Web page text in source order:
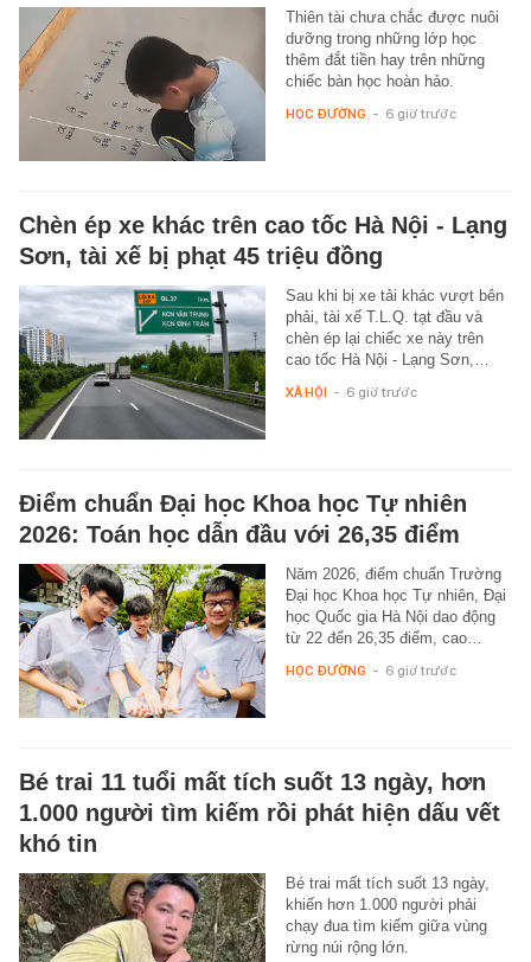
Thiên tài chưa chắc được nuôi
dưỡng trong những lớp học
thêm đắt tiền hay trên những
chiếc bàn học hoàn hảo.
HỌC ĐƯỜNG - 6 giờ trước
Chèn ép xe khác trên cao tốc Hà Nội - Lạng
Sơn, tài xế bị phạt 45 triệu đồng
Sau khi bị xe tải khác vượt bên
phải, tài xế T.L.Q. tạt đầu và
chèn ép lại chiếc xe này trên
cao tốc Hà Nội - Lạng Sơn,…
XÃ HỘI - 6 giờ trước
Điểm chuẩn Đại học Khoa học Tự nhiên
2026: Toán học dẫn đầu với 26,35 điểm
Năm 2026, điểm chuẩn Trường
Đại học Khoa học Tự nhiên, Đại
học Quốc gia Hà Nội dao động
từ 22 đến 26,35 điểm, cao…
HỌC ĐƯỜNG - 6 giờ trước
Bé trai 11 tuổi mất tích suốt 13 ngày, hơn
1.000 người tìm kiếm rồi phát hiện dấu vết
khó tin
Bé trai mất tích suốt 13 ngày,
khiến hơn 1.000 người phải
chạy đua tìm kiếm giữa vùng
rừng núi rộng lớn.